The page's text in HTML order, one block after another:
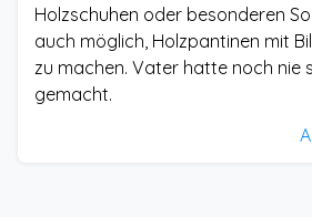
Holzschuhen oder besonderen
auch möglich, Holzpantinen mit
zu machen. Vater hatte noch nie
gemacht.